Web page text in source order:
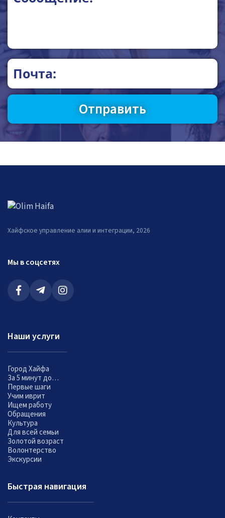
Хайфское управление алии и интеграции, 2026
Мы в соцсетях
Наши услуги
Город Хайфа
За 5 минут до…
Первые шаги
Учим иврит
Ищем работу
Обращения
Культура
Для всей семьи
Золотой возраст
Волонтерство
Экскурсии
Быстрая навигация